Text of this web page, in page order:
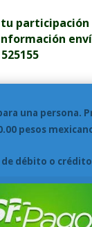
participación
una persona.
pesos
débito o